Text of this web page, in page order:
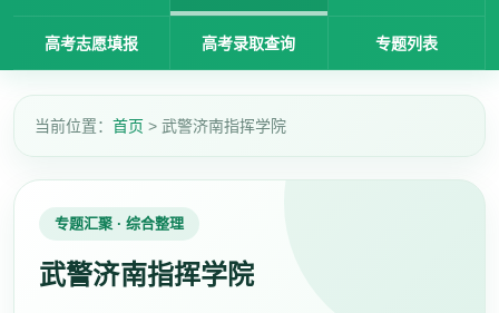
高考志愿填报 高考录取查询 专题列表
当前位置： 首页 > 武警济南指挥学院
专题汇聚 · 综合整理
武警济南指挥学院